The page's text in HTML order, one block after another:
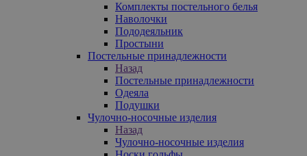
Комплекты постельного белья
Наволочки
Пододеяльник
Простыни
Постельные принадлежности
Назад
Постельные принадлежности
Одеяла
Подушки
Чулочно-носочные изделия
Назад
Чулочно-носочные изделия